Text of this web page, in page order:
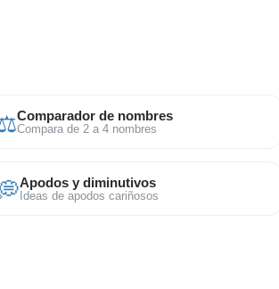
Comparador de nombres
Compara de 2 a 4 nombres
Apodos y diminutivos
Ideas de apodos cariñosos